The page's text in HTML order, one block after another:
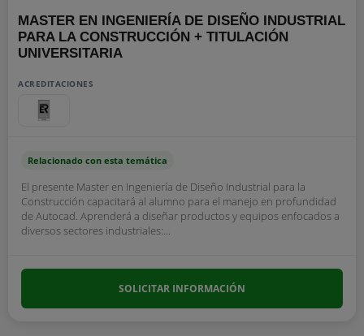
MASTER EN INGENIERÍA DE DISEÑO INDUSTRIAL
PARA LA CONSTRUCCIÓN + TITULACIÓN
UNIVERSITARIA
ACREDITACIONES
Relacionado con esta temática
El presente Master en Ingeniería de Diseño Industrial para la
Construcción capacitará al alumno para el manejo en profundidad
de Autocad. Aprenderá a diseñar productos y equipos enfocados a
diversos sectores industriales:...
SOLICITAR INFORMACIÓN